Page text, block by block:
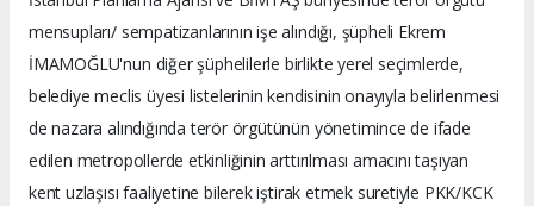
mensupları/ sempatizanlarının işe alındığı, şüpheli Ekrem
İMAMOĞLU'nun diğer şüphelilerle birlikte yerel seçimlerde,
belediye meclis üyesi listelerinin kendisinin onayıyla belirlenmesi
de nazara alındığında terör örgütünün yönetimince de ifade
edilen metropollerde etkinliğinin arttırılması amacını taşıyan
kent uzlaşısı faaliyetine bilerek iştirak etmek suretiyle PKK/KCK